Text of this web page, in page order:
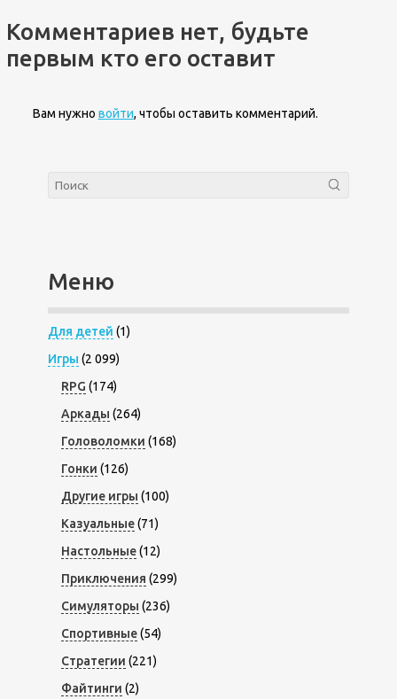
Комментариев нет, будьте
первым кто его оставит
Вам нужно войти, чтобы оставить комментарий.
Меню
Для детей (1)
Игры (2 099)
RPG (174)
Аркады (264)
Головоломки (168)
Гонки (126)
Другие игры (100)
Казуальные(71)
Настольные(12)
Приключения (299)
Симуляторы (236)
Спортивные(54)
Стратегии (221)
Файтинги (2)